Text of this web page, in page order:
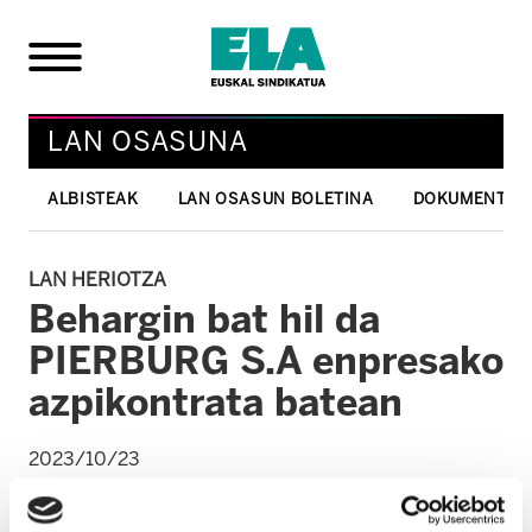
LAN OSASUNA
ALBISTEAK LAN OSASUN BOLETINA
LAN HERIOTZA
Behargin bat hil da
PIERBURG S.A enpresako
azpikontrata batean
2023/10/23
LAN OSASUNA GERNIKA-DURANGO